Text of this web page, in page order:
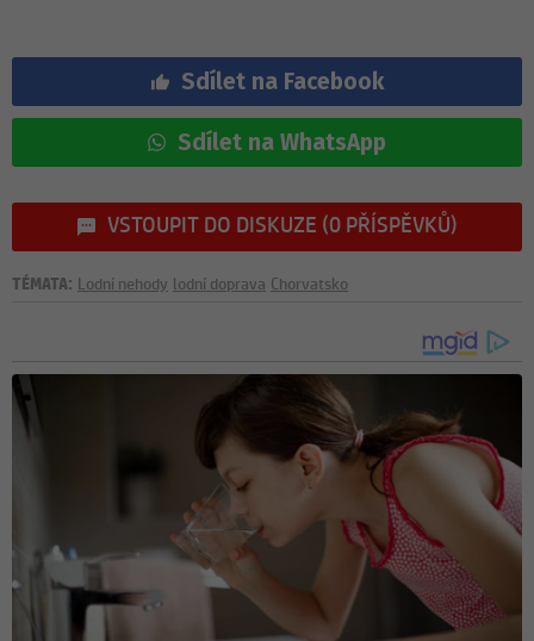
Sdílet na Facebook
Sdílet na WhatsApp
VSTOUPIT DO DISKUZE (0 PŘÍSPĚVKŮ)
TÉMATA: Lodní nehody lodní doprava Chorvatsko